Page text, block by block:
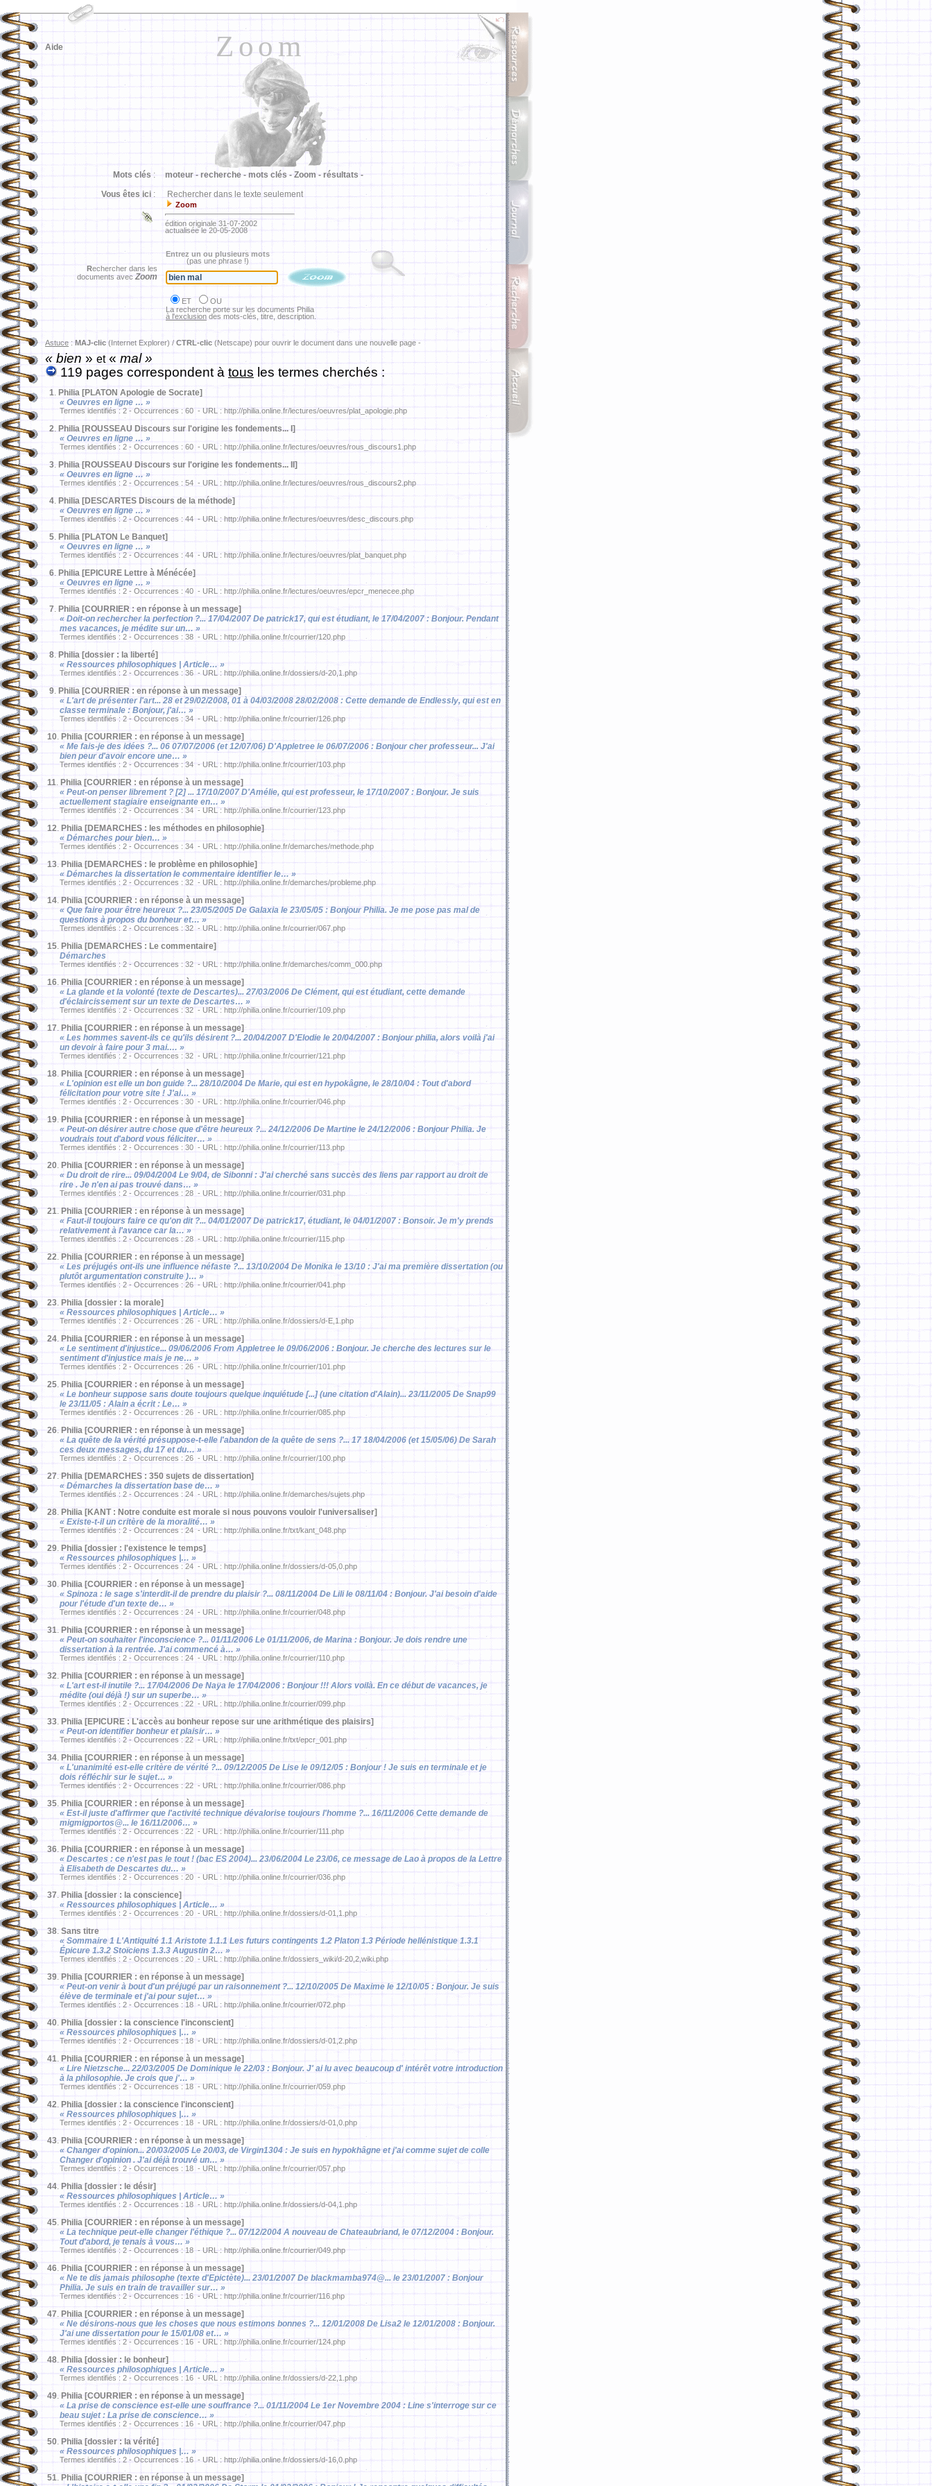
Zoom
Aide
Mots clés : moteur - recherche - mots clés - Zoom - résultats -
Vous êtes ici : Rechercher dans le texte seulement
Zoom
édition originale 31-07-2002
actualisée le 20-05-2008
Rechercher dans les
documents avec Zoom
Entrez un ou plusieurs mots
(pas une phrase !)
ET
OU
La recherche porte sur les documents Philia
à l'exclusion des mots-clés, titre, description.
Astuce : MAJ-clic (Internet Explorer) / CTRL-clic (Netscape) pour ouvrir le document dans une nouvelle page -
« bien » et« mal »
119 pages correspondent à tous les termes cherchés :
1. Philia [PLATON Apologie de Socrate]
« Oeuvres en ligne … »
Termes identifiés : 2 - Occurrences : 60 - URL : http://philia.online.fr/lectures/oeuvres/plat_apologie.php
2. Philia [ROUSSEAU Discours sur l'origine les fondements... I]
« Oeuvres en ligne … »
Termes identifiés : 2 - Occurrences : 60 - URL : http://philia.online.fr/lectures/oeuvres/rous_discours1.php
3. Philia [ROUSSEAU Discours sur l'origine les fondements... II]
« Oeuvres en ligne … »
Termes identifiés : 2 - Occurrences : 54 - URL : http://philia.online.fr/lectures/oeuvres/rous_discours2.php
4. Philia [DESCARTES Discours de la méthode]
« Oeuvres en ligne … »
Termes identifiés : 2 - Occurrences : 44 - URL : http://philia.online.fr/lectures/oeuvres/desc_discours.php
5. Philia [PLATON Le Banquet]
« Oeuvres en ligne … »
Termes identifiés : 2 - Occurrences : 44 - URL : http://philia.online.fr/lectures/oeuvres/plat_banquet.php
6. Philia [EPICURE Lettre à Ménécée]
« Oeuvres en ligne … »
Termes identifiés : 2 - Occurrences : 40 - URL : http://philia.online.fr/lectures/oeuvres/epcr_menecee.php
7. Philia [COURRIER : en réponse à un message]
« Doit-on rechercher la perfection ?... 17/04/2007 De patrick17, qui est étudiant, le 17/04/2007 : Bonjour. Pendant
mes vacances, je médite sur un… »
Termes identifiés : 2 - Occurrences : 38 - URL : http://philia.online.fr/courrier/120.php
8. Philia [dossier : la liberté]
« Ressources philosophiques | Article… »
Termes identifiés : 2 - Occurrences : 36 - URL : http://philia.online.fr/dossiers/d-20,1.php
9. Philia [COURRIER : en réponse à un message]
« L'art de présenter l'art... 28 et 29/02/2008, 01 à 04/03/2008 28/02/2008 : Cette demande de Endlessly, qui est en
classe terminale : Bonjour, j'ai… »
Termes identifiés : 2 - Occurrences : 34 - URL : http://philia.online.fr/courrier/126.php
10. Philia [COURRIER : en réponse à un message]
« Me fais-je des idées ?... 06 07/07/2006 (et 12/07/06) D'Appletree le 06/07/2006 : Bonjour cher professeur... J'ai
bien peur d'avoir encore une… »
Termes identifiés : 2 - Occurrences : 34 - URL : http://philia.online.fr/courrier/103.php
11. Philia [COURRIER : en réponse à un message]
« Peut-on penser librement ? [2] ... 17/10/2007 D'Amélie, qui est professeur, le 17/10/2007 : Bonjour. Je suis
actuellement stagiaire enseignante en… »
Termes identifiés : 2 - Occurrences : 34 - URL : http://philia.online.fr/courrier/123.php
12. Philia [DEMARCHES : les méthodes en philosophie]
« Démarches pour bien… »
Termes identifiés : 2 - Occurrences : 34 - URL : http://philia.online.fr/demarches/methode.php
13. Philia [DEMARCHES : le problème en philosophie]
« Démarches la dissertation le commentaire identifier le… »
Termes identifiés : 2 - Occurrences : 32 - URL : http://philia.online.fr/demarches/probleme.php
14. Philia [COURRIER : en réponse à un message]
« Que faire pour être heureux ?... 23/05/2005 De Galaxia le 23/05/05 : Bonjour Philia. Je me pose pas mal de
questions à propos du bonheur et… »
Termes identifiés : 2 - Occurrences : 32 - URL : http://philia.online.fr/courrier/067.php
15. Philia [DEMARCHES : Le commentaire]
Démarches
Termes identifiés : 2 - Occurrences : 32 - URL : http://philia.online.fr/demarches/comm_000.php
16. Philia [COURRIER : en réponse à un message]
« La glande et la volonté (texte de Descartes)... 27/03/2006 De Clément, qui est étudiant, cette demande
d'éclaircissement sur un texte de Descartes… »
Termes identifiés : 2 - Occurrences : 32 - URL : http://philia.online.fr/courrier/109.php
17. Philia [COURRIER : en réponse à un message]
« Les hommes savent-ils ce qu'ils désirent ?... 20/04/2007 D'Elodie le 20/04/2007 : Bonjour philia, alors voilà j'ai
un devoir à faire pour 3 mai.… »
Termes identifiés : 2 - Occurrences : 32 - URL : http://philia.online.fr/courrier/121.php
18. Philia [COURRIER : en réponse à un message]
« L'opinion est elle un bon guide ?... 28/10/2004 De Marie, qui est en hypokâgne, le 28/10/04 : Tout d'abord
félicitation pour votre site ! J'ai… »
Termes identifiés : 2 - Occurrences : 30 - URL : http://philia.online.fr/courrier/046.php
19. Philia [COURRIER : en réponse à un message]
« Peut-on désirer autre chose que d'être heureux ?... 24/12/2006 De Martine le 24/12/2006 : Bonjour Philia. Je
voudrais tout d'abord vous féliciter… »
Termes identifiés : 2 - Occurrences : 30 - URL : http://philia.online.fr/courrier/113.php
20. Philia [COURRIER : en réponse à un message]
« Du droit de rire... 09/04/2004 Le 9/04, de Sibonni : J'ai cherché sans succès des liens par rapport au droit de
rire . Je n'en ai pas trouvé dans… »
Termes identifiés : 2 - Occurrences : 28 - URL : http://philia.online.fr/courrier/031.php
21. Philia [COURRIER : en réponse à un message]
« Faut-il toujours faire ce qu'on dit ?... 04/01/2007 De patrick17, étudiant, le 04/01/2007 : Bonsoir. Je m'y prends
relativement à l'avance car la… »
Termes identifiés : 2 - Occurrences : 28 - URL : http://philia.online.fr/courrier/115.php
22. Philia [COURRIER : en réponse à un message]
« Les préjugés ont-ils une influence néfaste ?... 13/10/2004 De Monika le 13/10 : J'ai ma première dissertation (ou
plutôt argumentation construite )… »
Termes identifiés : 2 - Occurrences : 26 - URL : http://philia.online.fr/courrier/041.php
23. Philia [dossier : la morale]
« Ressources philosophiques | Article… »
Termes identifiés : 2 - Occurrences : 26 - URL : http://philia.online.fr/dossiers/d-E,1.php
24. Philia [COURRIER : en réponse à un message]
« Le sentiment d'injustice... 09/06/2006 From Appletree le 09/06/2006 : Bonjour. Je cherche des lectures sur le
sentiment d'injustice mais je ne… »
Termes identifiés : 2 - Occurrences : 26 - URL : http://philia.online.fr/courrier/101.php
25. Philia [COURRIER : en réponse à un message]
« Le bonheur suppose sans doute toujours quelque inquiétude [...] (une citation d'Alain)... 23/11/2005 De Snap99
le 23/11/05 : Alain a écrit : Le… »
Termes identifiés : 2 - Occurrences : 26 - URL : http://philia.online.fr/courrier/085.php
26. Philia [COURRIER : en réponse à un message]
« La quête de la vérité présuppose-t-elle l'abandon de la quête de sens ?... 17 18/04/2006 (et 15/05/06) De Sarah
ces deux messages, du 17 et du… »
Termes identifiés : 2 - Occurrences : 26 - URL : http://philia.online.fr/courrier/100.php
27. Philia [DEMARCHES : 350 sujets de dissertation]
« Démarches la dissertation base de… »
Termes identifiés : 2 - Occurrences : 24 - URL : http://philia.online.fr/demarches/sujets.php
28. Philia [KANT : Notre conduite est morale si nous pouvons vouloir l'universaliser]
« Existe-t-il un critère de la moralité… »
Termes identifiés : 2 - Occurrences : 24 - URL : http://philia.online.fr/txt/kant_048.php
29. Philia [dossier : l'existence le temps]
« Ressources philosophiques |… »
Termes identifiés : 2 - Occurrences : 24 - URL : http://philia.online.fr/dossiers/d-05,0.php
30. Philia [COURRIER : en réponse à un message]
« Spinoza : le sage s'interdit-il de prendre du plaisir ?... 08/11/2004 De Lili le 08/11/04 : Bonjour. J'ai besoin d'aide
pour l'étude d'un texte de… »
Termes identifiés : 2 - Occurrences : 24 - URL : http://philia.online.fr/courrier/048.php
31. Philia [COURRIER : en réponse à un message]
« Peut-on souhaiter l'inconscience ?... 01/11/2006 Le 01/11/2006, de Marina : Bonjour. Je dois rendre une
dissertation à la rentrée. J'ai commencé à… »
Termes identifiés : 2 - Occurrences : 24 - URL : http://philia.online.fr/courrier/110.php
32. Philia [COURRIER : en réponse à un message]
« L'art est-il inutile ?... 17/04/2006 De Naÿa le 17/04/2006 : Bonjour !!! Alors voilà. En ce début de vacances, je
médite (oui déjà !) sur un superbe… »
Termes identifiés : 2 - Occurrences : 22 - URL : http://philia.online.fr/courrier/099.php
33. Philia [EPICURE : L'accès au bonheur repose sur une arithmétique des plaisirs]
« Peut-on identifier bonheur et plaisir… »
Termes identifiés : 2 - Occurrences : 22 - URL : http://philia.online.fr/txt/epcr_001.php
34. Philia [COURRIER : en réponse à un message]
« L'unanimité est-elle critère de vérité ?... 09/12/2005 De Lise le 09/12/05 : Bonjour ! Je suis en terminale et je
dois réfléchir sur le sujet… »
Termes identifiés : 2 - Occurrences : 22 - URL : http://philia.online.fr/courrier/086.php
35. Philia [COURRIER : en réponse à un message]
« Est-il juste d'affirmer que l'activité technique dévalorise toujours l'homme ?... 16/11/2006 Cette demande de
migmigportos@... le 16/11/2006… »
Termes identifiés : 2 - Occurrences : 22 - URL : http://philia.online.fr/courrier/111.php
36. Philia [COURRIER : en réponse à un message]
« Descartes : ce n'est pas le tout ! (bac ES 2004)... 23/06/2004 Le 23/06, ce message de Lao à propos de la Lettre
à Elisabeth de Descartes du… »
Termes identifiés : 2 - Occurrences : 20 - URL : http://philia.online.fr/courrier/036.php
37. Philia [dossier : la conscience]
« Ressources philosophiques | Article… »
Termes identifiés : 2 - Occurrences : 20 - URL : http://philia.online.fr/dossiers/d-01,1.php
38. Sans titre
« Sommaire 1 L'Antiquité 1.1 Aristote 1.1.1 Les futurs contingents 1.2 Platon 1.3 Période hellénistique 1.3.1
Épicure 1.3.2 Stoïciens 1.3.3 Augustin 2… »
Termes identifiés : 2 - Occurrences : 20 - URL : http://philia.online.fr/dossiers_wiki/d-20,2,wiki.php
39. Philia [COURRIER : en réponse à un message]
« Peut-on venir à bout d'un préjugé par un raisonnement ?... 12/10/2005 De Maxime le 12/10/05 : Bonjour. Je suis
élève de terminale et j'ai pour sujet… »
Termes identifiés : 2 - Occurrences : 18 - URL : http://philia.online.fr/courrier/072.php
40. Philia [dossier : la conscience l'inconscient]
« Ressources philosophiques |… »
Termes identifiés : 2 - Occurrences : 18 - URL : http://philia.online.fr/dossiers/d-01,2.php
41. Philia [COURRIER : en réponse à un message]
« Lire Nietzsche... 22/03/2005 De Dominique le 22/03 : Bonjour. J' ai lu avec beaucoup d' intérêt votre introduction
à la philosophie. Je crois que j'… »
Termes identifiés : 2 - Occurrences : 18 - URL : http://philia.online.fr/courrier/059.php
42. Philia [dossier : la conscience l'inconscient]
« Ressources philosophiques |… »
Termes identifiés : 2 - Occurrences : 18 - URL : http://philia.online.fr/dossiers/d-01,0.php
43. Philia [COURRIER : en réponse à un message]
« Changer d'opinion... 20/03/2005 Le 20/03, de Virgin1304 : Je suis en hypokhâgne et j'ai comme sujet de colle
Changer d'opinion . J'ai déjà trouvé un… »
Termes identifiés : 2 - Occurrences : 18 - URL : http://philia.online.fr/courrier/057.php
44. Philia [dossier : le désir]
« Ressources philosophiques | Article… »
Termes identifiés : 2 - Occurrences : 18 - URL : http://philia.online.fr/dossiers/d-04,1.php
45. Philia [COURRIER : en réponse à un message]
« La technique peut-elle changer l'éthique ?... 07/12/2004 A nouveau de Chateaubriand, le 07/12/2004 : Bonjour.
Tout d'abord, je tenais à vous… »
Termes identifiés : 2 - Occurrences : 18 - URL : http://philia.online.fr/courrier/049.php
46. Philia [COURRIER : en réponse à un message]
« Ne te dis jamais philosophe (texte d'Epictète)... 23/01/2007 De blackmamba974@... le 23/01/2007 : Bonjour
Philia. Je suis en train de travailler sur… »
Termes identifiés : 2 - Occurrences : 16 - URL : http://philia.online.fr/courrier/116.php
47. Philia [COURRIER : en réponse à un message]
« Ne désirons-nous que les choses que nous estimons bonnes ?... 12/01/2008 De Lisa2 le 12/01/2008 : Bonjour.
J'ai une dissertation pour le 15/01/08 et… »
Termes identifiés : 2 - Occurrences : 16 - URL : http://philia.online.fr/courrier/124.php
48. Philia [dossier : le bonheur]
« Ressources philosophiques | Article… »
Termes identifiés : 2 - Occurrences : 16 - URL : http://philia.online.fr/dossiers/d-22,1.php
49. Philia [COURRIER : en réponse à un message]
« La prise de conscience est-elle une souffrance ?... 01/11/2004 Le 1er Novembre 2004 : Line s'interroge sur ce
beau sujet : La prise de conscience… »
Termes identifiés : 2 - Occurrences : 16 - URL : http://philia.online.fr/courrier/047.php
50. Philia [dossier : la vérité]
« Ressources philosophiques |… »
Termes identifiés : 2 - Occurrences : 16 - URL : http://philia.online.fr/dossiers/d-16,0.php
51. Philia [COURRIER : en réponse à un message]